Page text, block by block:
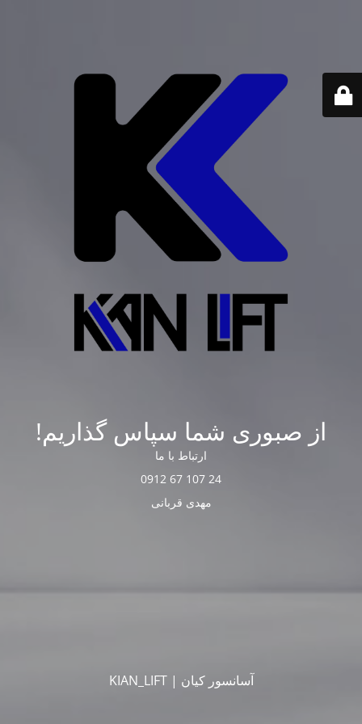
از صبوری شما سپاس گذاریم!
ارتباط با ما
24 107 67 0912
مهدی قربانی
آسانسور کیان | KIAN_LIFT